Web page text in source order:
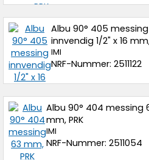
Albu 90° 405 messing
innvendig 1/2" x 16 mm,
IMI
NRF-Nummer: 2511122
Albu 90° 404 messing
mm, PRK
IMI
NRF-Nummer: 2511054